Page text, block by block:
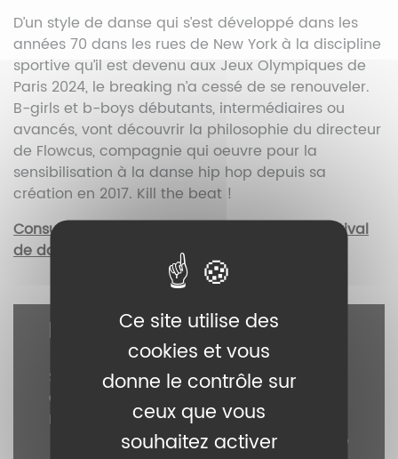
D’un style de danse qui s’est développé dans les
années 70 dans les rues de New York à la discipline
sportive qu’il est devenu aux Jeux Olympiques de
Paris 2024, le breaking n’a cessé de se renouveler.
B-girls et b-boys débutants, intermédiaires ou
avancés, vont découvrir la philosophie du directeur
de Flowcus, compagnie qui oeuvre pour la
sensibilisation à la danse hip hop depuis sa
création en 2017. Kill the beat !
Consultez la programmation complète du festival
de danse PLEIN PHARE IN #3 en cliquant ici !
POUR ALLER PLUS LOIN
Site internet Le Phare - Centre
Chorégraphique National du Havre
Normandie, dir…
Voir cette page
Ce site utilise des
cookies et vous
donne le contrôle sur
ceux que vous
souhaitez activer